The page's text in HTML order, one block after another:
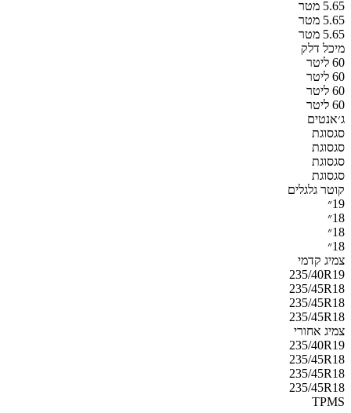
5.65 מטר
5.65 מטר
5.65 מטר
מיכל דלק
60 ליטר
60 ליטר
60 ליטר
60 ליטר
ג׳אנטים
סגסוגת
סגסוגת
סגסוגת
סגסוגת
קוטר גלגלים
19״
18״
18״
18״
צמיג קדמי
235/40R19
235/45R18
235/45R18
235/45R18
צמיג אחורי
235/40R19
235/45R18
235/45R18
235/45R18
TPMS